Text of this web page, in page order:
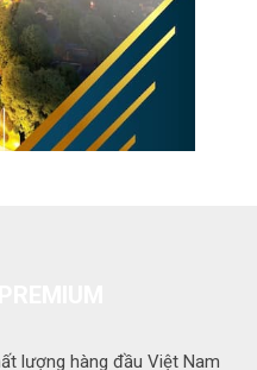
lượng hàng đầu Việt Nam